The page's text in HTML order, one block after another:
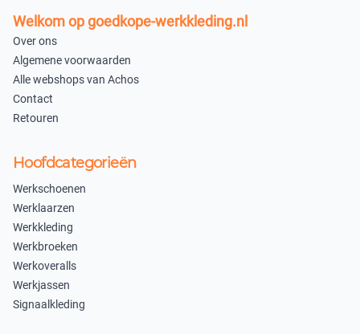
Welkom op goedkope-werkkleding.nl
Over ons
Algemene voorwaarden
Alle webshops van Achos
Contact
Retouren
Hoofdcategorieën
Werkschoenen
Werklaarzen
Werkkleding
Werkbroeken
Werkoveralls
Werkjassen
Signaalkleding